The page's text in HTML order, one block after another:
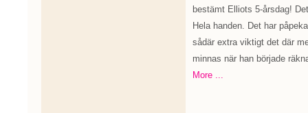
bestämt Elliots 5-årsdag!
Hela handen. Det har
sådär extra viktigt det där
minnas när han började
More ...